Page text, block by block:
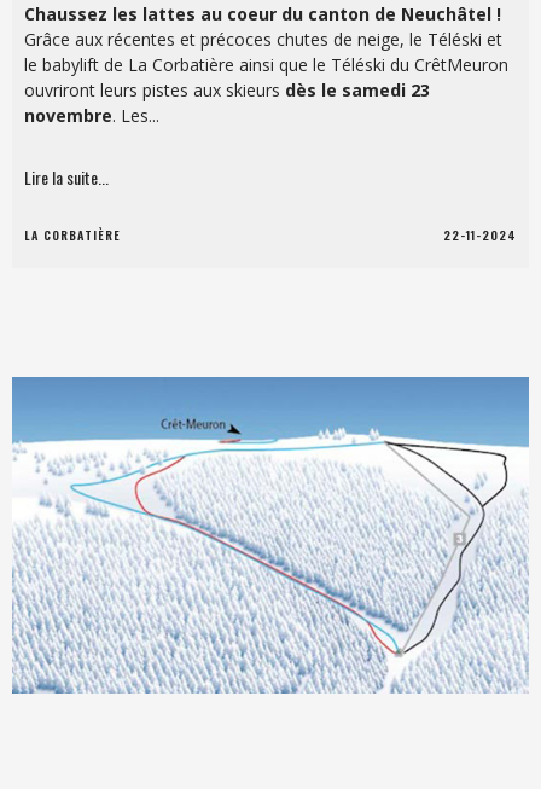
Chaussez les lattes au coeur du canton de Neuchâtel !
Grâce aux récentes et précoces chutes de neige, le Téléski et
le babylift de La Corbatière ainsi que le Téléski du CrêtMeuron
ouvriront leurs pistes aux skieurs dès le samedi 23
novembre. Les...
Lire la suite...
LA CORBATIÈRE 22-11-2024
La Roche-aux-Crocs SA
La Corbatière
2314 La Sagne
Mercredi et vendredi :
13h00 - 16h30
Samedi, dimanche, vacances
scolaires et jours fériés :9h00 à 16h30
© COPYRIGHT 2024 LA CORBATIÈRE,
UNE CRÉATION IVM CONCEPT